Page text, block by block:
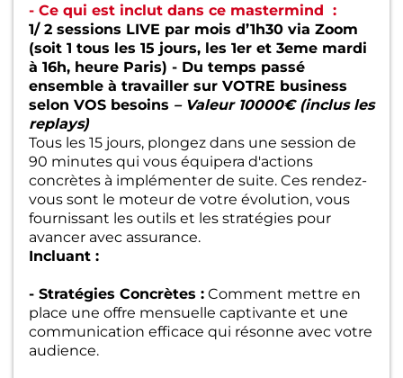
- Ce qui est inclut dans ce mastermind :
1/ 2 sessions LIVE par mois d’1h30 via Zoom
(soit 1 tous les 15 jours, les 1er et 3eme mardi
à 16h, heure Paris) - Du temps passé
ensemble à travailler sur VOTRE business
selon VOS besoins – Valeur 10000€ (inclus les
replays)
Tous les 15 jours, plongez dans une session de
90 minutes qui vous équipera d'actions
concrètes à implémenter de suite. Ces rendez-
vous sont le moteur de votre évolution, vous
fournissant les outils et les stratégies pour
avancer avec assurance.
Incluant :
- Stratégies Concrètes : Comment mettre en
place une offre mensuelle captivante et une
communication efficace qui résonne avec votre
audience.